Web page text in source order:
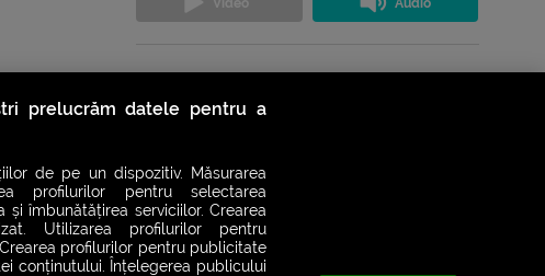
Vezi toate podcasturile
prelucrăm datele pentru a
de pe un dispozitiv. Măsurarea
profilurilor pentru selectarea
și îmbunătățirea serviciilor. Crearea
Utilizarea profilurilor pentru
profilurilor pentru publicitate
conținutului. Înțelegerea publicului